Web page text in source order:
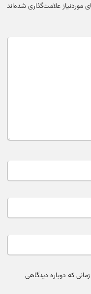
علامت‌گذاری شده‌اند
که دوباره دیدگاهی